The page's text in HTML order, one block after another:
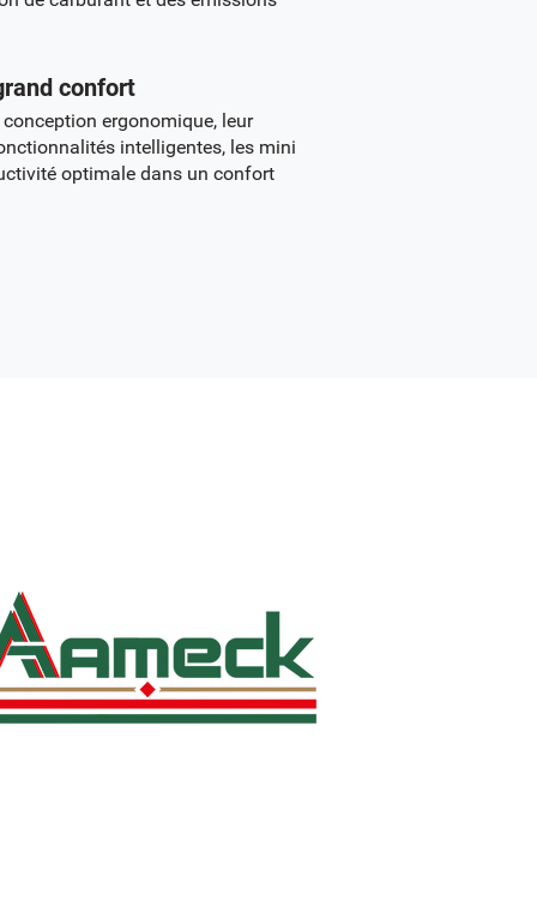
confort
ergonomique, leur
intelligentes, les mini
optimale dans un confort